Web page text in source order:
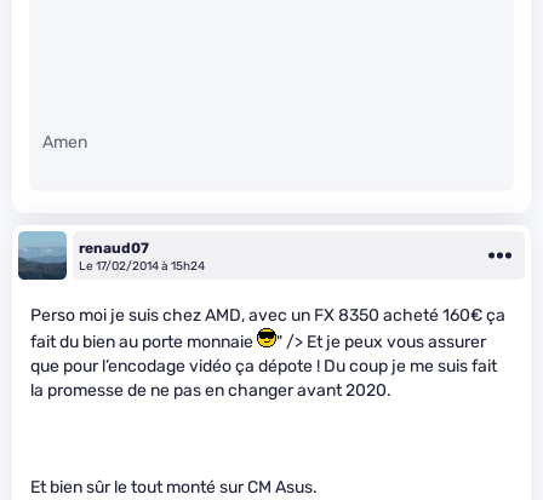
Amen
renaud07
Le 17/02/2014 à 15h24
Perso moi je suis chez AMD, avec un FX 8350 acheté 160€ ça
fait du bien au porte monnaie
" /> Et je peux vous assurer
que pour l’encodage vidéo ça dépote ! Du coup je me suis fait
la promesse de ne pas en changer avant 2020.
Et bien sûr le tout monté sur CM Asus.